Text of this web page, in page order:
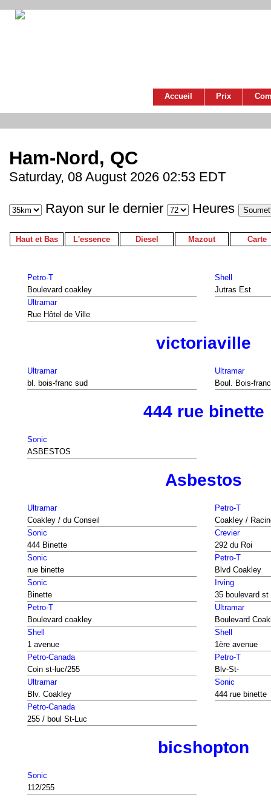
Accueil Prix
Ham-Nord, QC
Saturday, 08 August 2026 02:53 EDT
Rayon sur le dernier Heures
Haut et Bas L'essence Diesel Mazout Carte
Petro-T
Boulevard coakley
Shell
Jutras Est
Ultramar
Rue Hôtel de Ville
victoriaville
Ultramar
bl. bois-franc sud
Ultramar
Boul. Bois-
444 rue binette
Sonic
ASBESTOS
Asbestos
Ultramar
Coakley / du Conseil
Petro-T
Coakley /
Sonic
444 Binette
Crevier
292 du Roi
Sonic
rue binette
Petro-T
Blvd Coakley
Sonic
Binette
Irving
35 boulevard st
Petro-T
Boulevard coakley
Ultramar
Boulevard
Shell
1 avenue
Shell
1ère avenue
Petro-Canada
Coin st-luc/255
Petro-T
Blv-St-
Ultramar
Blv. Coakley
Sonic
444 rue binette
Petro-Canada
255 / boul St-Luc
bicshopton
Sonic
112/255